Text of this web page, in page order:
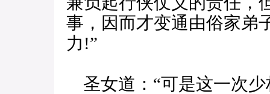
事，因而才变通由俗家弟
力!”
圣女道：“可是这一次少